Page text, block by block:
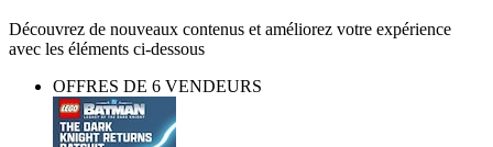
Découvrez de nouveaux contenus et améliorez votre expérience
avec les éléments ci-dessous
OFFRES DE 6 VENDEURS